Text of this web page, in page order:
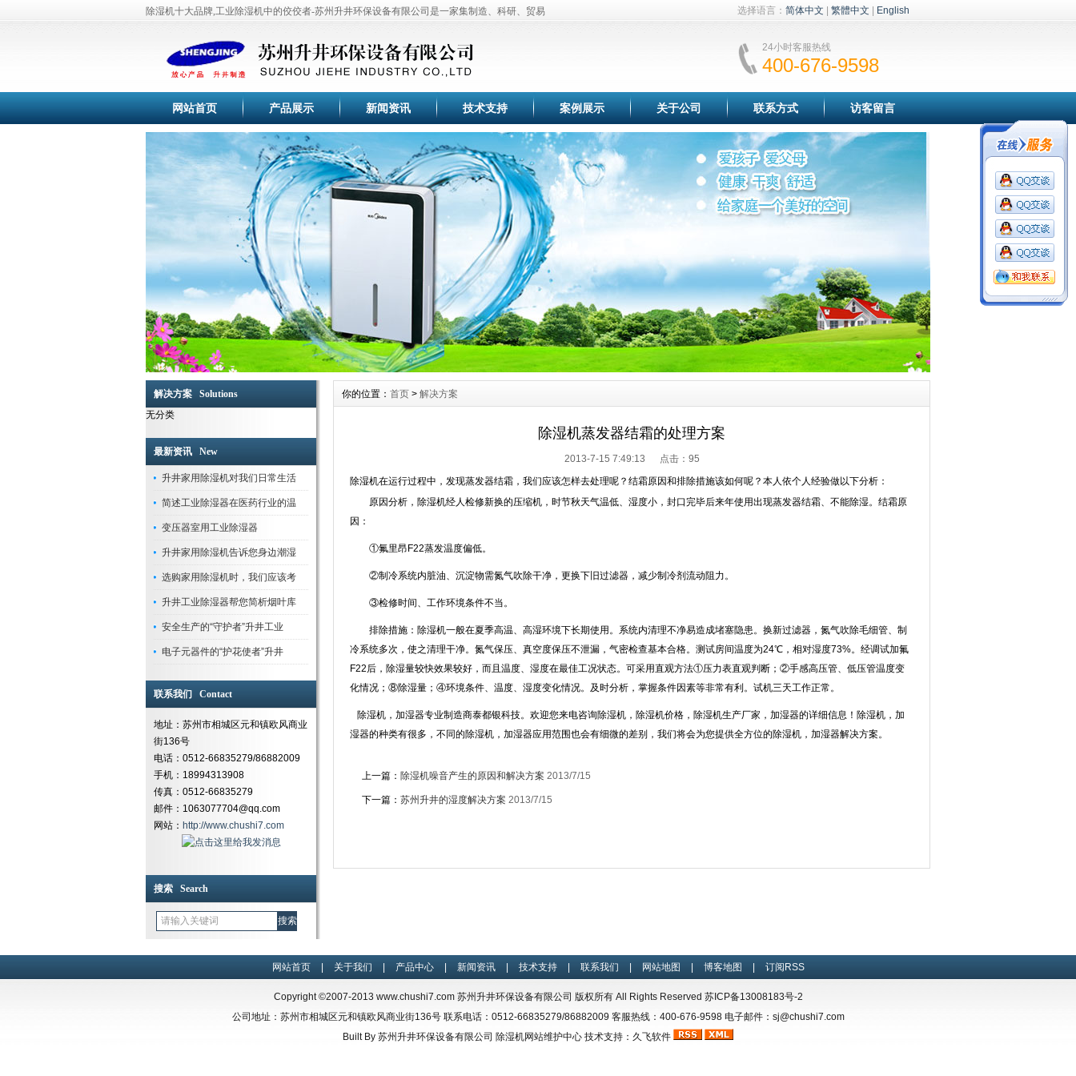
除湿机十大品牌,工业除湿机中的佼佼者-苏州升井环保设备有限公司是一家集制造、科研、贸易
苏州除湿机、恒温恒湿机、工业加湿器、冷干机 、调温除湿机等除湿加湿设备。公司拥有
全套生产流水线，生产设备，测试设备等。产品齐全、品种繁多供用户选择，本产品已广泛用
于纺织、印刷、卷烟、医药、花卉养殖大棚、菌类栽培、微电子企业、档案室、电信、电力、
塑料、木业纸业与行业车间、仓库等直接进行温湿度调节控制，空气净化，节能环保。
空气除湿行业专家，工业除湿机的首选品牌-苏州升井专业提供：家用移动除湿机、工业用除湿
机、抽湿机、去湿机、除湿器、管道除湿机、调温除湿机系列采用先进高效旋转式压缩机、高
效换热器、大风量低噪音外转子风机，使空气干燥器的除湿效果满足于国家标准。
苏州升井经过多年的持续快速发展，公司生产的除湿机,加湿器,恒温恒湿机已通过国家质量检
验，企业通过ISO9001国际质量体系认证。巩固了家用除湿机、工业除湿机、工业加湿器在业内
的品牌优势，积累了丰富宝贵的行业经验和优质的客户群体，帮助合作伙伴取得了成功。
苏州升井除湿器适用范围:本产品为整体柜式空气除湿器,在空气调节过程中,适用于精密电子、
光学仪器、生物工程、医药、包装、食品、化妆品、氯化锂电池、印刷业、地下工程及国防等
所有需要进行干燥处理的场所。
空气除湿行业专家，除湿机的首选品牌-苏州升井专业提供：高端
除湿机 工业除湿机 ,设计独
特,操作方便,品质百分百！
除湿机十大品牌,工业除湿机中的佼佼者-苏州升井环保设备有限公司是一家集制造、科研、贸易
于一体的专业化高科技现代企业。公司目前主要研制开发
工业除湿机、 家用除湿机、工业抽湿
机、苏州除湿机 、 恒温恒湿机 工业加湿器、冷干机、调温除湿机等除湿加湿设备。公司拥有
全套生产流水线，生产设备，测试设备等。产品齐全、品种繁多供用户选择，本产品已广泛用
于纺织、印刷、卷烟、医药、花卉养殖大棚、菌类栽培、微电子企业、档案室、电信、电力、
塑料、木业纸业与行业车间、仓库等直接进行温湿度调节控制，空气净化，节能环保。
空气除湿行业专家，工业除湿机的首选品牌-苏州升井专业提供：家用移动除湿机、工业用除湿
效换热器、大风量低噪音外转子风机，使空气干燥器的除湿效果满足于国家标准。
苏州升井经过多年的持续快速发展，公司生产的除湿机,加湿器,恒温恒湿机已通过国家质量检
验，企业通过ISO9001国际质量体系认证。巩固了家用除湿机、工业除湿机、工业加湿器在业内
的品牌优势，积累了丰富宝贵的行业经验和优质的客户群体，帮助合作伙伴取得了成功。
苏州升井除湿器适用范围:本产品为整体柜式空气除湿器,在空气调节过程中,适用于精密电子、
光学仪器、生物工程、医药、包装、食品、化妆品、氯化锂电池、印刷业、地下工程及国防等
所有需要进行干燥处理的场所。
选择语言： 简体中文 繁體中文 English
24小时客服热线
400-676-9598
网站首页 产品展示 新闻资讯 技术支持 案例展示 关于公司 联系方式 访客留言
解决方案 Solutions
无分类
最新资讯 New
升井家用除湿机对我们日常生活
简述工业除湿器在医药行业的温
变压器室用工业除湿器
升井家用除湿机告诉您身边潮湿
选购家用除湿机时，我们应该考
升井工业除湿器帮您简析烟叶库
安全生产的“守护者”升井工业
电子元器件的“护花使者”升井
联系我们 Contact
地址：苏州市相城区元和镇欧风商业
街136号
电话：0512-66835279/86882009
手机：18994313908
传真：0512-66835279
邮件：1063077704@qq.com
网站： http://www.chushi7.com
搜索 Search
你的位置： 首页 > 解决方案
除湿机蒸发器结霜的处理方案
2013-7-15 7:49:13 点击： 95
除湿机在运行过程中，发现蒸发器结霜，我们应该怎样去处理呢？结霜原因和排除措施该如何呢？本人依个人经验做以下分析：
原因分析，除湿机经人检修新换的压缩机，时节秋天气温低、湿度小，封口完毕后来年使用出现蒸发器结霜、不能除湿。结霜原
因：
①氟里昂F22蒸发温度偏低。
②制冷系统内脏油、沉淀物需氮气吹除干净，更换下旧过滤器，减少制冷剂流动阻力。
③检修时间、工作环境条件不当。
排除措施：除湿机一般在夏季高温、高湿环境下长期使用。系统内清理不净易造成堵塞隐患。换新过滤器，氮气吹除毛细管、制
冷系统多次，使之清理干净。氮气保压、真空度保压不泄漏，气密检查基本合格。测试房间温度为24℃，相对湿度73%。经调试加氟
F22后，除湿量较快效果较好，而且温度、湿度在最佳工况状态。可采用直观方法①压力表直观判断；②手感高压管、低压管温度变
化情况；⑧除湿量；④环境条件、温度、湿度变化情况。及时分析，掌握条件因素等非常有利。试机三天工作正常。
除湿机，加湿器专业制造商泰都银科技。欢迎您来电咨询除湿机，除湿机价格，除湿机生产厂家，加湿器的详细信息！除湿机，加
湿器的种类有很多，不同的除湿机，加湿器应用范围也会有细微的差别，我们将会为您提供全方位的除湿机，加湿器解决方案。
上一篇： 除湿机噪音产生的原因和解决方案 2013/7/15
下一篇： 苏州升井的湿度解决方案 2013/7/15
网站首页 关于我们 产品中心 新闻资讯 技术支持 联系我们 网站地图 博客地图 订阅RSS
Copyright ©2007-2013 www.chushi7.com苏州升井环保设备有限公司 版权所有 All Rights Reserved 苏ICP备13008183号-2
公司地址：苏州市相城区元和镇欧风商业街136号 联系电话：0512-66835279/86882009 客服热线：400-676-9598 电子邮件：sj@chushi7.com
Built By 苏州升井环保设备有限公司 除湿机网站维护中心 技术支持：久飞软件